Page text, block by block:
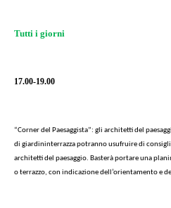
Tutti i giorni
17.00-19.00
“Corner del Paesaggista”: gli architetti del
di giardininterrazza potranno usufruire di
architetti del paesaggio. Basterà portare una
o terrazzo, con indicazione dell’orientamento e